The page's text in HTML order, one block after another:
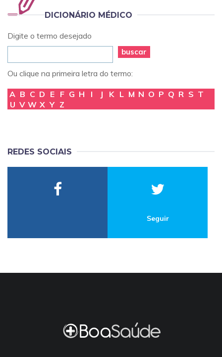
DICIONÁRIO MÉDICO
Digite o termo desejado
buscar
Ou clique na primeira letra do termo:
A B C D E F G H I J K L M N O P Q R S T
U V W X Y Z
REDES SOCIAIS
Seguir